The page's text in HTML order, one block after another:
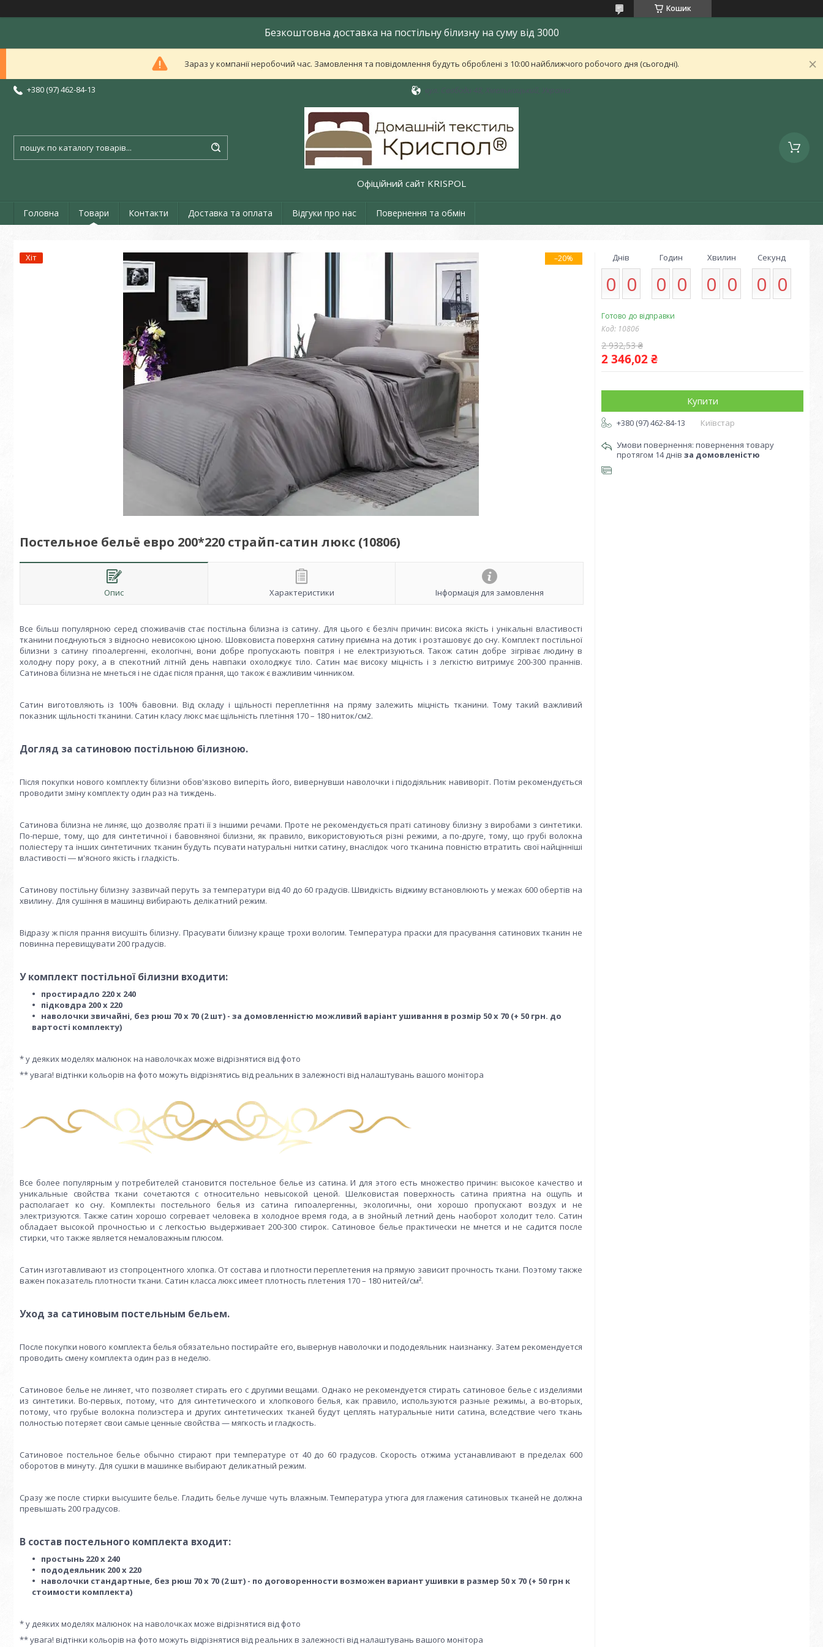
Кошик
Безкоштовна доставка на постільну білизну на суму від 3000
Зараз у компанії неробочий час. Замовлення та повідомлення будуть оброблені з 10:00 найближчого робочого дня (сьогодні).
+380 (97) 462-84-13
Офіційний сайт KRISPOL
Головна Товари Контакти Доставка та оплата Відгуки про нас Повернення та обмін
Хіт –20%
Постельное бельё евро 200*220 страйп-сатин люкс (10806)
Опис Характеристики Інформація для замовлення
Все більш популярною серед споживачів стає постільна білизна із сатину. Для цього є безліч причин: висока якість і унікальні властивості
тканини поєднуються з відносно невисокою ціною. Шовковиста поверхня сатину приємна на дотик і розташовує до сну. Комплект постільної
білизни з сатину гіпоалергенні, екологічні, вони добре пропускають повітря і не електризуються. Також сатин добре зігріває людину в
холодну пору року, а в спекотний літній день навпаки охолоджує тіло. Сатин має високу міцність і з легкістю витримує 200-300 праннів.
Сатинова білизна не мнеться і не сідає після прання, що також є важливим чинником.
Сатин виготовляють із 100% бавовни. Від складу і щільності переплетіння на пряму залежить міцність тканини. Тому такий важливий
показник щільності тканини. Сатин класу люкс має щільність плетіння 170 – 180 ниток/см2.
Догляд за сатиновою постільною білизною.
Після покупки нового комплекту білизни обов'язково виперіть його, вивернувши наволочки і підодіяльник навиворіт. Потім рекомендується
проводити зміну комплекту один раз на тиждень.
Сатинова білизна не линяє, що дозволяє праті її з іншими речами. Проте не рекомендується праті сатинову білизну з виробами з синтетики.
По-перше, тому, що для синтетичної і бавовняної білизни, як правило, використовуються різні режими, а по-друге, тому, що грубі волокна
поліестеру та інших синтетичних тканин будуть псувати натуральні нитки сатину, внаслідок чого тканина повністю втратить свої найцінніші
властивості ― м'ясного якість і гладкість.
Сатинову постільну білизну зазвичай перуть за температури від 40 до 60 градусів. Швидкість віджиму встановлюють у межах 600 обертів на
хвилину. Для сушіння в машинці вибирають делікатний режим.
Відразу ж після прання висушіть білизну. Прасувати білизну краще трохи вологим. Температура праски для прасування сатинових тканин не
повинна перевищувати 200 градусів.
У комплект постільної білизни входити:
простирадло 220 х 240
підковдра 200 х 220
наволочки звичайні, без рюш 70 х 70 (2 шт) - за домовленністю можливий варіант ушивання в розмір 50 х 70 (+ 50 грн. до
вартості комплекту)
* у деяких моделях малюнок на наволочках може відрізнятися від фото
** увага! відтінки кольорів на фото можуть відрізнятись від реальних в залежності від налаштувань вашого монітора
Все более популярным у потребителей становится постельное белье из сатина. И для этого есть множество причин: высокое качество и
уникальные свойства ткани сочетаются с относительно невысокой ценой. Шелковистая поверхность сатина приятна на ощупь и
располагает ко сну. Комплекты постельного белья из сатина гипоалергенны, экологичны, они хорошо пропускают воздух и не
электризуются. Также сатин хорошо согревает человека в холодное время года, а в знойный летний день наоборот холодит тело. Сатин
обладает высокой прочностью и с легкостью выдерживает 200-300 стирок. Сатиновое белье практически не мнется и не садится после
стирки, что также является немаловажным плюсом.
Сатин изготавливают из стопроцентного хлопка. От состава и плотности переплетения на прямую зависит прочность ткани. Поэтому также
важен показатель плотности ткани. Сатин класса люкс имеет плотность плетения 170 – 180 нитей/см².
Уход за сатиновым постельным бельем.
После покупки нового комплекта белья обязательно постирайте его, вывернув наволочки и пододеяльник наизнанку. Затем рекомендуется
проводить смену комплекта один раз в неделю.
Сатиновое белье не линяет, что позволяет стирать его с другими вещами. Однако не рекомендуется стирать сатиновое белье с изделиями
из синтетики. Во-первых, потому, что для синтетического и хлопкового белья, как правило, используются разные режимы, а во-вторых,
потому, что грубые волокна полиэстера и других синтетических тканей будут цеплять натуральные нити сатина, вследствие чего ткань
полностью потеряет свои самые ценные свойства — мягкость и гладкость.
Сатиновое постельное белье обычно стирают при температуре от 40 до 60 градусов. Скорость отжима устанавливают в пределах 600
оборотов в минуту. Для сушки в машинке выбирают деликатный режим.
Сразу же после стирки высушите белье. Гладить белье лучше чуть влажным. Температура утюга для глажения сатиновых тканей не должна
превышать 200 градусов.
В состав постельного комплекта входит:
простынь 220 х 240
пододеяльник 200 х 220
наволочки стандартные, без рюш 70 х 70 (2 шт) - по договоренности возможен вариант ушивки в размер 50 х 70 (+ 50 грн к
стоимости комплекта)
* у деяких моделях малюнок на наволочках може відрізнятися від фото
** увага! відтінки кольорів на фото можуть відрізнятися від реальних в залежності від налаштувань вашого монітора
Днів
0 0
Годин
0 0
Хвилин
0 0
Секунд
0 0
Готово до відправки
Код: 10806
2 932,53 ₴
2 346,02 ₴
Купити
+380 (97) 462-84-13
Київстар
повернення товару
протягом 14 днів за домовленістю